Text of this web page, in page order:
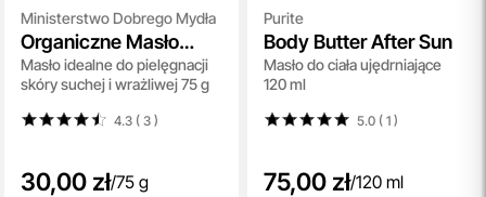
Ministerstwo Dobrego Mydła
Organiczne Masło
Shea
Masło idealne do pielęgnacji
skóry suchej i wrażliwej 75 g
4.3 ( 3)
30,00 zł/75 g
Purite
Body Butter After Sun
Masło do ciała ujędrniające
120 ml
5.0 ( 1)
75,00 zł/120 ml